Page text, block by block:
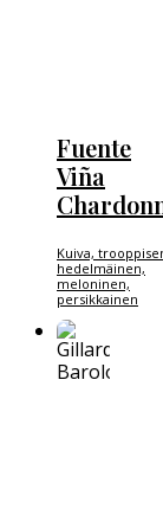
Fuente
Viña
Kuiva,
hedelmäinen,
meloninen,
persikkainen